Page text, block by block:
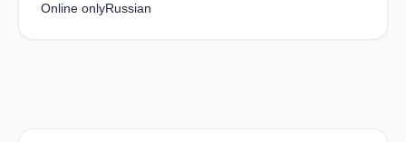
Online onlyRussian